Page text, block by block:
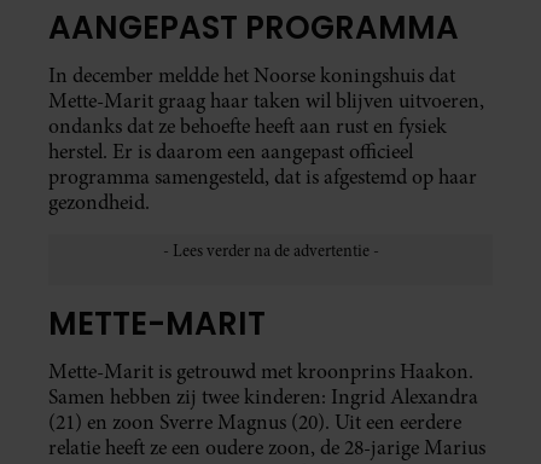
AANGEPAST PROGRAMMA
In december meldde het Noorse koningshuis dat
Mette-Marit graag haar taken wil blijven uitvoeren,
ondanks dat ze behoefte heeft aan rust en fysiek
herstel. Er is daarom een aangepast officieel
programma samengesteld, dat is afgestemd op haar
gezondheid.
METTE-MARIT
Mette-Marit is getrouwd met kroonprins Haakon.
Samen hebben zij twee kinderen: Ingrid Alexandra
(21) en zoon Sverre Magnus (20). Uit een eerdere
relatie heeft ze een oudere zoon, de 28-jarige Marius